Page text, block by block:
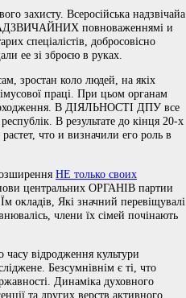
захисту. Всеросійська надзвічайа
НАДЗВИЧАЙНИХ повноваженнямі и
спеціалістів, добросовісно
ее зі зброєю в руках.
зростан коло людей, на якіх
праці. При цьом органам
В ДІЯЛЬНОСТІ ДПУ все
В результате до кінця 20-х
что и визначили его роль в
НЕ только своих
центральних ОРГАНІВ партии
окладів, Які значний перевіщувалі
члени їх сімей почінають
відродження культури
Безсумнівнім є ті, что
Динаміка духовного
та других верств активного